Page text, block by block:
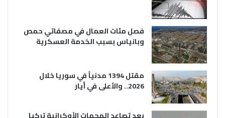
فصل مئات العمال في مصفاتي حمص
وبانياس بسبب الخدمة العسكرية
مقتل 1394 مدنياً في سوريا خلال
2026.. والأعلى في أيار